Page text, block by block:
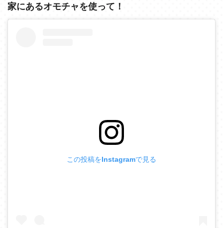
家にあるオモチャを使って！
この投稿をInstagramで見る